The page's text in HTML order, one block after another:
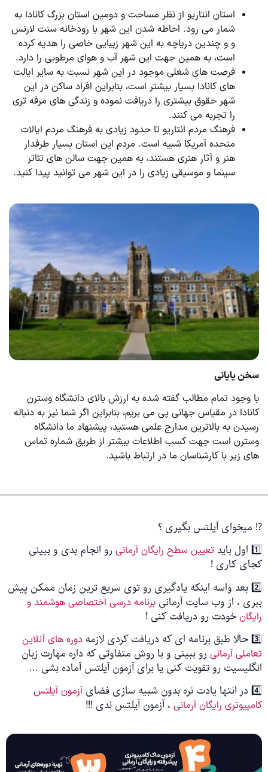
استان انتاریو از نظر مساحت و دومین استان بزرگ کانادا به
شمار می رود. احاطه شدن این شهر با رودخانه سنت لارنس
و و چندین دریاچه به این شهر زیبایی خاصی را هدیه کرده
است، به همین جهت این شهر آب و هوای مرطوبی را دارد.
فرصت های شغلی موجود در این شهر نسبت به سایر ایالت
های کانادا بسیار بیشتر است، بنابراین افراد ساکن در این
شهر حقوق بیشتری را دریافت نموده و زندگی های مرفه تری
را تجربه می کنند.
فرهنگ مردم انتاریو تا حدود زیادی به فرهنگ مردم ایالات
متحده آمریکا شبیه است. مردم این استان بسیار طرفدار
هنر و آثار هنری هستند، به همین جهت سالن های تئاتر
سینما و موسیقی زیادی را در این شهر می توانید پیدا کنید.
سخن پایانی
با وجود تمام مطالب گفته شده به ارزش بالای دانشگاه وسترن
کانادا در مقیاس جهانی پی می بریم، بنابراین اگر شما نیز به دنباله
رسیدن به بالاترین مدارج علمی هستید، پیشنهاد ما دانشگاه
وسترن است جهت کسب اطلاعات بیشتر از طریق شماره تماس
های زیر با کارشناسان ما در ارتباط باشید.
⁉️ میخوای آیلتس بگیری ؟
1️⃣ اول باید
تعیین سطح رایگان آرمانی رو انجام بدی و ببینی
کجای کاری !
2️⃣ بعد واسه اینکه یادگیری رو توی سریع ترین زمان ممکن پیش
ببری ، از وب سایت آرمانی برنامه درسی اختصاصی هوشمند و
رایگان خودت رو دریافت کنی !
3️⃣ حالا طبق برنامه ای که دریافت کردی لازمه
دوره های آنلاین
تعاملی آرمانی رو ببینی و با روش متفاوتی که داره مهارت زبان
انگلیسیت رو تقویت کنی یا برای آزمون آیلتس آماده بشی …
4️⃣ در انتها یادت نره بدون شبیه سازی فضای
آزمون آیلتس
کامپیوتری رایگان آرمانی ، آزمون آیلتس ندی !!!